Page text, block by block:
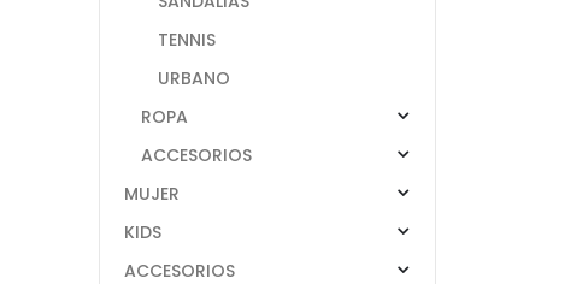
TENNIS
URBANO
ROPA
ACCESORIOS
MUJER
KIDS
ACCESORIOS